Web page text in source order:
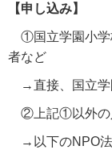
【申し込み】
①国立学園小学
者など
→直接、国立
②上記①以外の
→以下のNPO